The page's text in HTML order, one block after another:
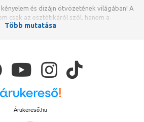
és dizájn ötvözetének világában! A
csak az esztétikáról szól, hanem a
is. Az alábbiakban megpróbáltuk
Több mutatása
Árukereső.hu